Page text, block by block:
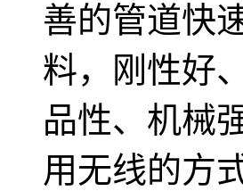
善的管道快
料，刚性好
品性、机械
用无线的方